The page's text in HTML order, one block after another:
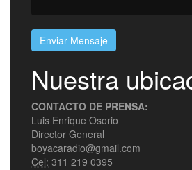
Enviar Mensaje
Nuestra
CONTACTO DE PRENSA:
Luis Enrique Osorio
Director General
boyacaradio@gmail.com
Cel: 311 219 0395